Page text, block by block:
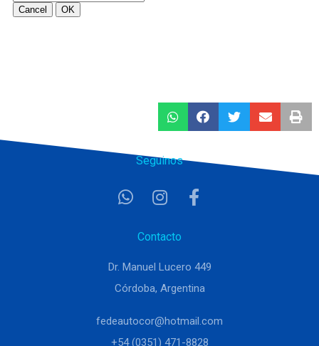
Seguinos
Contacto
Dr. Manuel Lucero 449
Córdoba, Argentina
fedeautocor@hotmail.com
+54 (0351) 471-8828